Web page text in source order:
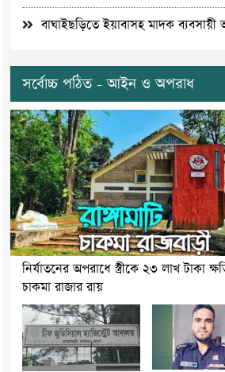
বাঘাইছড়িতে ইয়াবাসহ মাদক
সর্বোচ্চ পঠিত - আইন ও অপরাধ
নির্যাতনের অপরাধে স্ত্রীকে ২৩ লাখ টাকা
চাকমা রাজার রায়